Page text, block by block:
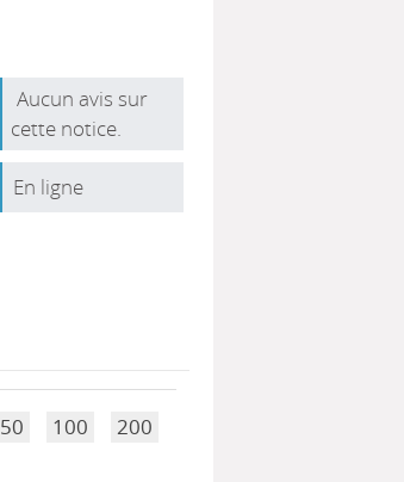
Aucun avis sur
cette notice.
En ligne
50 100 200